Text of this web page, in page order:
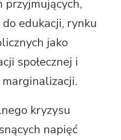
przyjmujących,
edukacji, rynku
jako
społecznej i
kryzysu
napięć